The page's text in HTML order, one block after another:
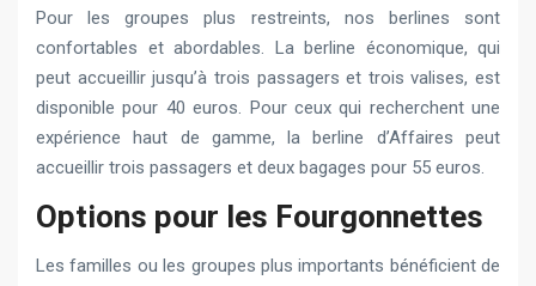
Pour les groupes plus restreints, nos berlines sont
confortables et abordables. La berline économique, qui
peut accueillir jusqu’à trois passagers et trois valises, est
disponible pour 40 euros. Pour ceux qui recherchent une
expérience haut de gamme, la berline d’Affaires peut
accueillir trois passagers et deux bagages pour 55 euros.
Options pour les Fourgonnettes
Les familles ou les groupes plus importants bénéficient de